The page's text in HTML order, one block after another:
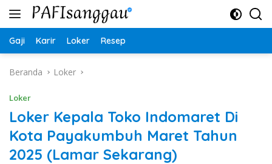
Langsung
Gaji Karir Loker Resep
Beranda Loker
Loker
Loker Kepala Toko Indomaret Di
Kota Payakumbuh Maret Tahun
2025 (Lamar Sekarang)